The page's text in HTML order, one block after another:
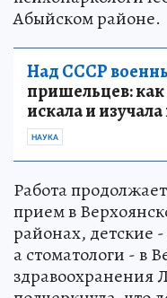
Абыйском районе.
Над СССР
пришельцев: как
искала и
НАУКА
Работа
прием в
районах, детские
а стоматологи - в
здравоохранения